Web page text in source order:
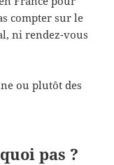
compter sur le
ni rendez-vous
ou plutôt des
pas ?